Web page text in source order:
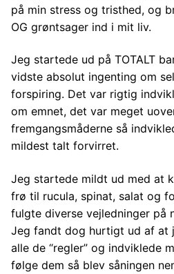
på min stress og tristhed, og
OG grøntsager ind i mit liv.
Jeg startede ud på TOTALT
vidste absolut ingenting om
forspiring. Det var rigtig
om emnet, det var meget
fremgangsmåderne så
mildest talt forvirret.
Jeg startede mildt ud med at
frø til rucula, spinat, salat og
fulgte diverse vejledninger på
Jeg fandt dog hurtigt ud af at
alle de “regler” og indviklede
følge dem så blev såningen